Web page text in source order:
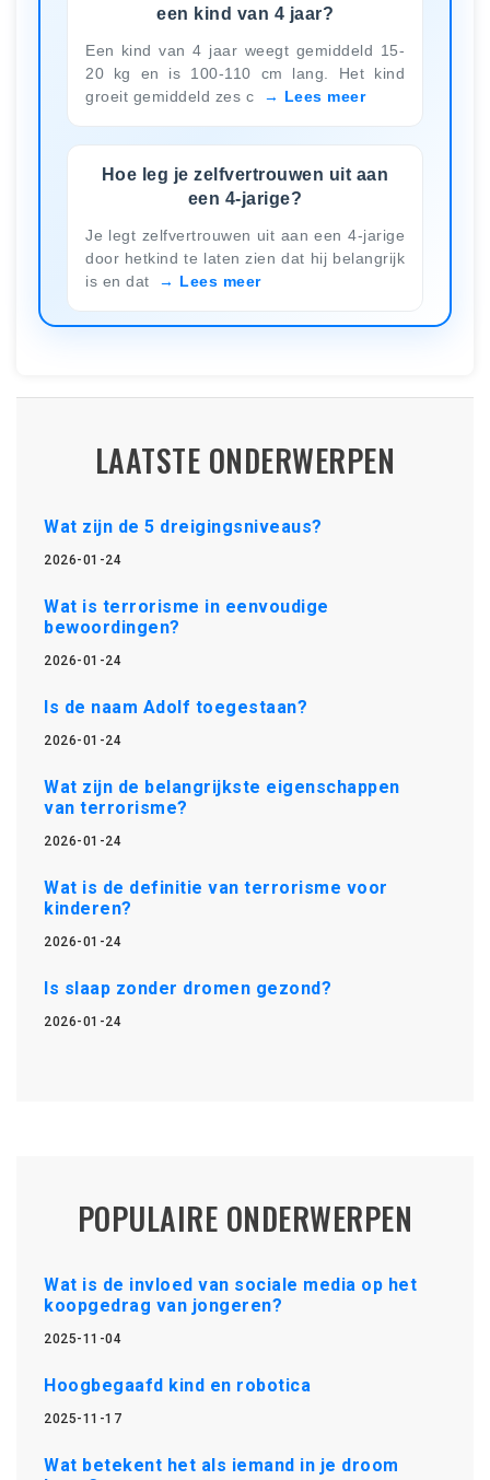
een kind van 4 jaar?
Een kind van 4 jaar weegt gemiddeld 15-
20 kg en is 100-110 cm lang. Het kind
groeit gemiddeld zes c
Lees meer
Hoe leg je zelfvertrouwen uit aan
een 4-jarige?
Je legt zelfvertrouwen uit aan een 4-jarige
door hetkind te laten zien dat hij belangrijk
is en dat
Lees meer
LAATSTE ONDERWERPEN
Wat zijn de 5 dreigingsniveaus?
2026-01-24
Wat is terrorisme in eenvoudige
bewoordingen?
2026-01-24
Is de naam Adolf toegestaan?
2026-01-24
Wat zijn de belangrijkste eigenschappen
van terrorisme?
2026-01-24
Wat is de definitie van terrorisme voor
kinderen?
2026-01-24
Is slaap zonder dromen gezond?
2026-01-24
POPULAIRE ONDERWERPEN
Wat is de invloed van sociale media op het
koopgedrag van jongeren?
2025-11-04
Hoogbegaafd kind en robotica
2025-11-17
Wat betekent het als iemand in je droom